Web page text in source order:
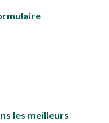
les meilleurs